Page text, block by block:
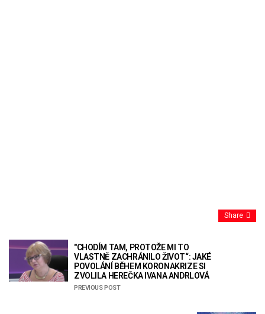
Share
"CHODÍM TAM, PROTOŽE MI TO
VLASTNĚ ZACHRÁNILO ŽIVOT“: JAKÉ
POVOLÁNÍ BĚHEM KORONAKRIZE SI
ZVOLILA HEREČKA IVANA ANDRLOVÁ
PREVIOUS POST